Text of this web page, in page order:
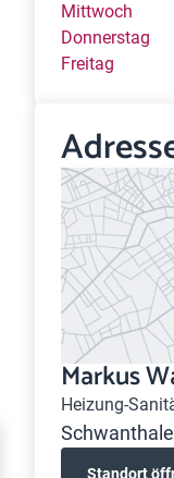
Mittwoch
Donnerstag
Freitag
Markus
Heizung-
Standort